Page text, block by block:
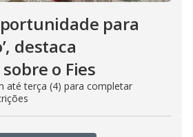
para
destaca
o Fies
até terça (4) para completar